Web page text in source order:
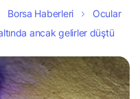
Borsa Haberleri
Ocular
ancak gelirler düştü